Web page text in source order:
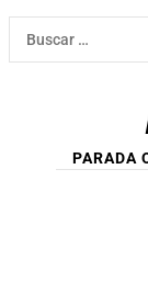
Ir
contenido
Buscar:
PARADA